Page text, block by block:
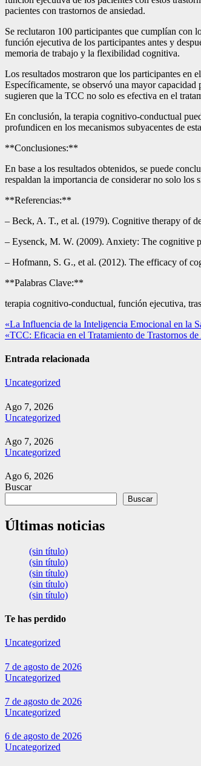
pacientes con trastornos de ansiedad.
Se reclutaron 100 participantes que cumplían con
función ejecutiva de los participantes antes y
memoria de trabajo y la flexibilidad cognitiva.
Los resultados mostraron que los participantes en
Específicamente, se observó una mayor
sugieren que la TCC no solo es efectiva en el
En conclusión, la terapia cognitivo-conductual
profundicen en los mecanismos subyacentes de
**Conclusiones:**
En base a los resultados obtenidos, se puede
respaldan la importancia de considerar no solo los
**Referencias:**
– Beck, A. T., et al. (1979). Cognitive therapy of
– Eysenck, M. W. (2009). Anxiety: The cognitive
– Hofmann, S. G., et al. (2012). The efficacy of
**Palabras Clave:**
terapia cognitivo-conductual, función ejecutiva,
Navegación
de
entradas
«La Influencia de la Inteligencia Emocional en la
«TCC: Eficacia en el Tratamiento de Trastornos de
Entrada relacionada
Uncategorized
Ago 7, 2026
Uncategorized
Ago 7, 2026
Uncategorized
Ago 6, 2026
Buscar
Buscar
Últimas noticias
(sin título)
(sin título)
(sin título)
(sin título)
(sin título)
Te has perdido
Uncategorized
7 de agosto de 2026
Uncategorized
7 de agosto de 2026
Uncategorized
6 de agosto de 2026
Uncategorized